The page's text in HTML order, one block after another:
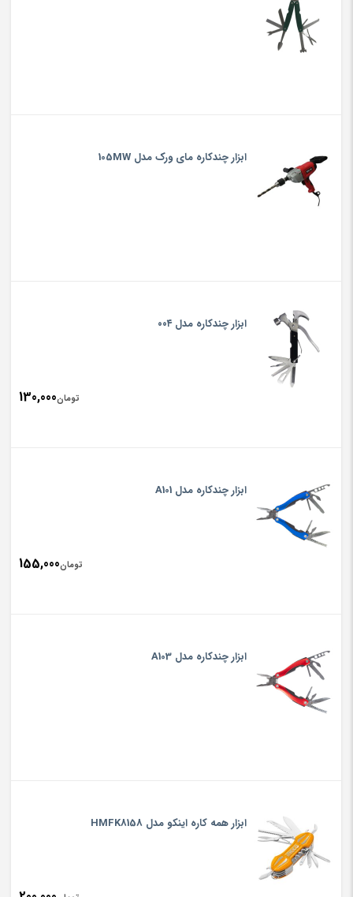
ابزار چندکاره مای ورک مدل 105MW
ابزار چندکاره مدل ۰۰۴
تومان130,000
ابزار چندکاره مدل A101
تومان155,000
ابزار چندکاره مدل A103
ابزار همه کاره اینکو مدل HMFK8158